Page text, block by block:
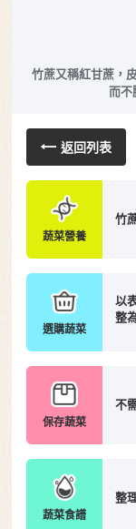
竹蔗又稱紅甘蔗，
而不
返回列表
蔬菜營養
竹
選購蔬菜
以
整
保存蔬菜
不
蔬菜食譜
整